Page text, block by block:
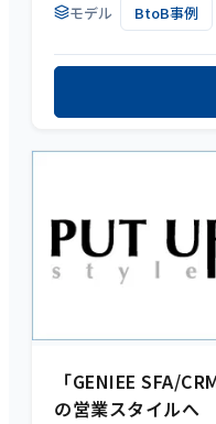
モデル BtoB事例
「GENIEE SFA/
の営業スタイルへ